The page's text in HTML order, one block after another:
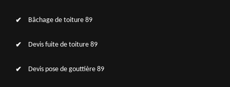
Bâchage de toiture 89
Devis fuite de toiture 89
Devis pose de gouttière 89